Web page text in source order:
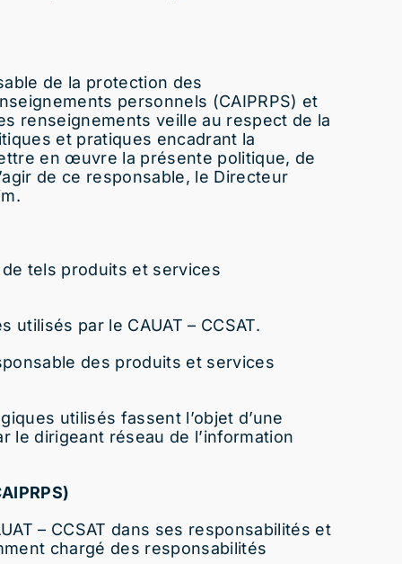
de la protection des
personnels (CAIPRPS) et
renseignements veille au respect de la
et pratiques encadrant la
en œuvre la présente politique, de
de ce responsable, le Directeur
de tels produits et services
par le CAUAT – CCSAT.
des produits et services
utilisés fassent l’objet d’une
le dirigeant réseau de l’information
– CCSAT dans ses responsabilités et
chargé des responsabilités